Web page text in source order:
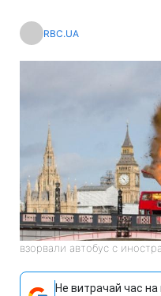
RBC.UA
взорвали автобус с
Не витрачай час